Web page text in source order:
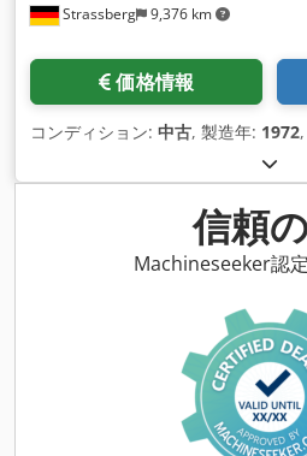
Strassberg 9,376 km
価格情報
コンディション: 中古, 製造年: 1972
信頼
Machineseeker認